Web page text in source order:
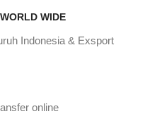
WIDE
Indonesia & Exsport
online